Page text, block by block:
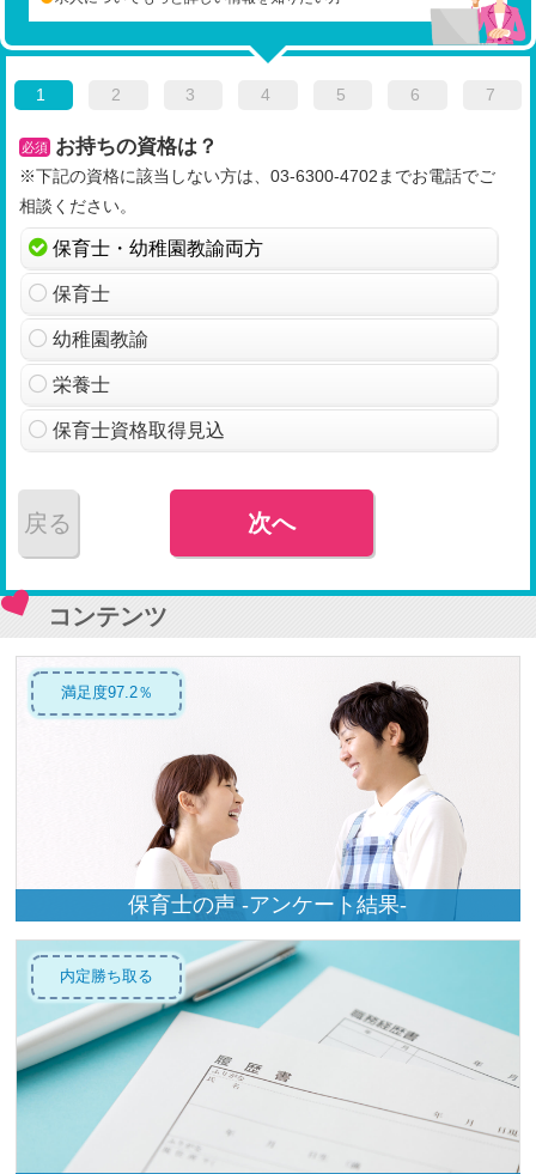
1 2 3 4 5 6 7
必須 お持ちの資格は？
※下記の資格に該当しない方は、03-6300-4702までお電話でご
相談ください。
保育士・幼稚園教諭両方
保育士
幼稚園教諭
栄養士
保育士資格取得見込
戻る 次へ
コンテンツ
満足度97.2％
保育士の声 -アンケート結果-
内定勝ち取る